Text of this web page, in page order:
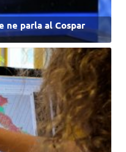
ne parla al Cospar